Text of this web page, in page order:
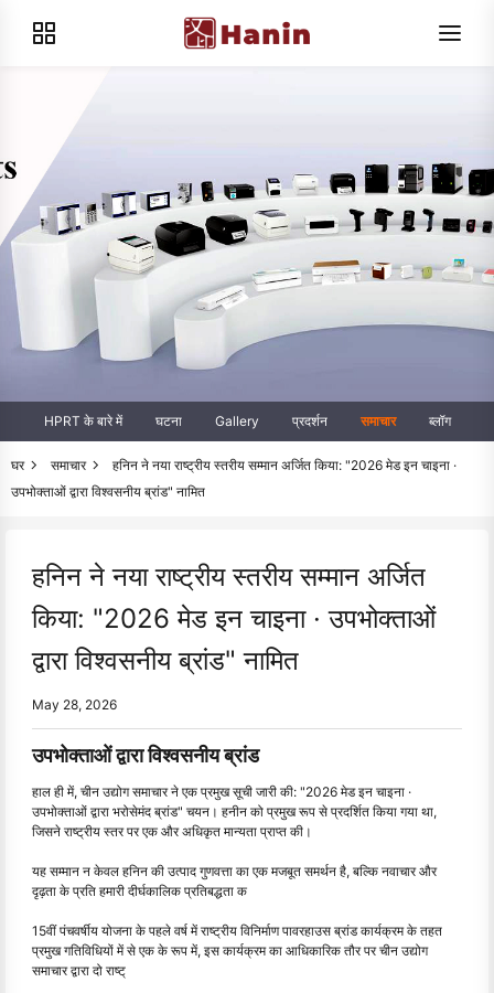
HPRT के बारे में घटना Gallery प्रदर्शन समाचार ब्लॉग
घर समाचार
हनिन ने नया राष्ट्रीय स्तरीय सम्मान अर्जित किया: "2026 मेड इन चाइना ·
उपभोक्ताओं द्वारा विश्वसनीय ब्रांड" नामित
हनिन ने नया राष्ट्रीय स्तरीय सम्मान अर्जित
किया: "2026 मेड इन चाइना · उपभोक्ताओं
द्वारा विश्वसनीय ब्रांड" नामित
May 28, 2026
उपभोक्ताओं द्वारा विश्वसनीय ब्रांड
हाल ही में, चीन उद्योग समाचार ने एक प्रमुख सूची जारी की: "2026 मेड इन चाइना ·
उपभोक्ताओं द्वारा भरोसेमंद ब्रांड" चयन। हनीन को प्रमुख रूप से प्रदर्शित किया गया था,
जिसने राष्ट्रीय स्तर पर एक और अधिकृत मान्यता प्राप्त की।
यह सम्मान न केवल हनिन की उत्पाद गुणवत्ता का एक मजबूत समर्थन है, बल्कि नवाचार और
दृढ़ता के प्रति हमारी दीर्घकालिक प्रतिबद्धता क
15वीं पंचवर्षीय योजना के पहले वर्ष में राष्ट्रीय विनिर्माण पावरहाउस ब्रांड कार्यक्रम के तहत
प्रमुख गतिविधियों में से एक के रूप में, इस कार्यक्रम का आधिकारिक तौर पर चीन उद्योग
समाचार द्वारा दो राष्ट्